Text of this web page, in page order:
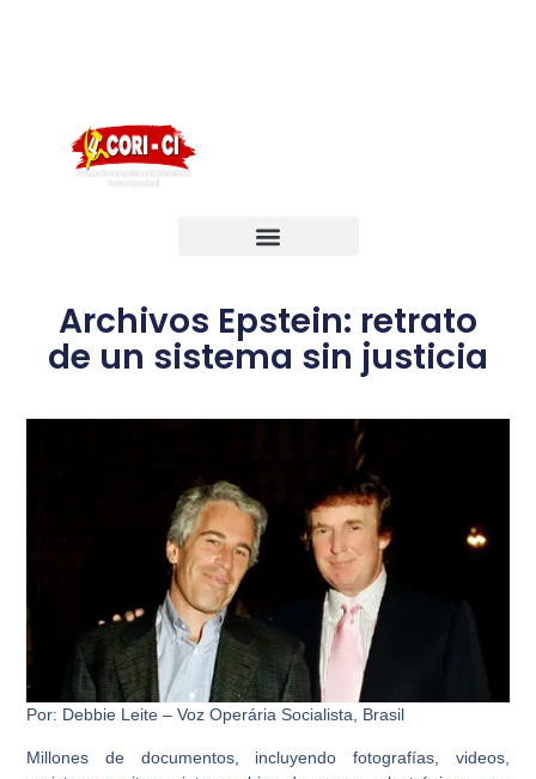
Archivos Epstein: retrato
de un sistema sin justicia
Por: Debbie Leite – Voz Operária Socialista, Brasil
Millones de documentos, incluyendo fotografías, videos,